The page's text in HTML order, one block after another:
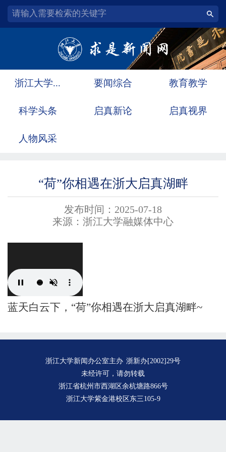
浙江大学... 要闻综合 教育教学
科学头条 启真新论 启真视界
人物风采
“荷”你相遇在浙大启真湖畔
发布时间：2025-07-18
来源：浙江大学融媒体中心
蓝天白云下，“荷”你相遇在浙大启真湖畔~
浙江大学新闻办公室主办 浙新办[2002]29号
未经许可，请勿转载
浙江省杭州市西湖区余杭塘路866号
浙江大学紫金港校区东三105-9